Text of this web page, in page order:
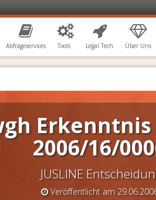
Abfrageservices Tools Legal.Tech Über Uns
2006/16/
JUSLINE
Veröffentlicht am